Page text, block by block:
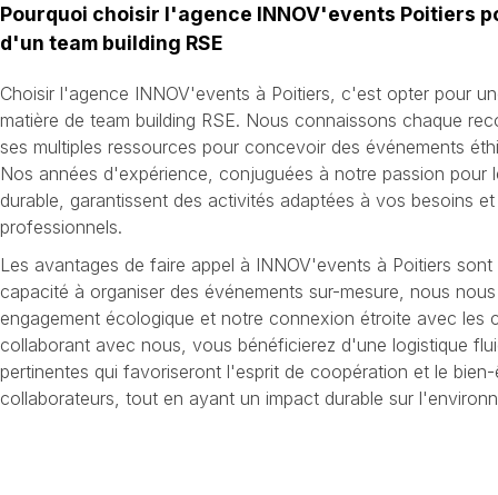
Pourquoi choisir l'agence INNOV'events Poitiers
d'un team building RSE
Choisir l'agence INNOV'events à Poitiers, c'est opter pour
matière de team building RSE. Nous connaissons chaque
ses multiples ressources pour concevoir des événements
Nos années d'expérience, conjuguées à notre passion pour
durable, garantissent des activités adaptées à vos besoins
professionnels.
Les avantages de faire appel à INNOV'events à Poitiers sont
capacité à organiser des événements sur-mesure, nous
engagement écologique et notre connexion étroite avec les
collaborant avec nous, vous bénéficierez d'une logistique
pertinentes qui favoriseront l'esprit de coopération et le
collaborateurs, tout en ayant un impact durable sur